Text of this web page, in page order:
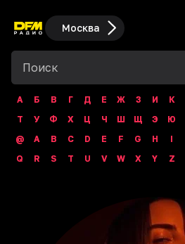
Москва
А Б В Г Д Е Ж З И К
Т
У Ф Х Ц Ч Ш Щ Э Ю
@
A B C D E F G H I
Q
R S T U V W X Y Z